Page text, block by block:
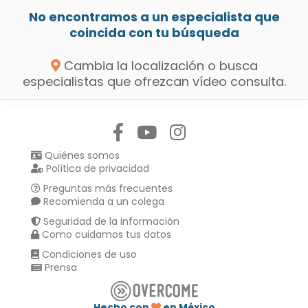
No encontramos a un especialista que
coincida con tu búsqueda
Cambia la localización o busca
especialistas que ofrezcan vídeo consulta.
Quiénes somos
Política de privacidad
Preguntas más frecuentes
Recomienda a un colega
Seguridad de la información
Como cuidamos tus datos
Condiciones de uso
Prensa